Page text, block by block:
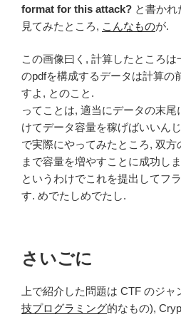
format for this attack? と書か
見てみたところ, こんなものが.
この画像曰く, 計算したところ
のpdfを構成するデータは計算の
すよ, とのこと.
ってことは, 適当にデータの末
けてデータ容量を稼げばいいん
で実際にやってみたところ, 双方
まで容量を増やすことに成功しま
というわけでこれを提出してフ
す. めでたしめでたし.
さいごに
上で紹介した問題は CTF のジ
技プログラミング的なもの),